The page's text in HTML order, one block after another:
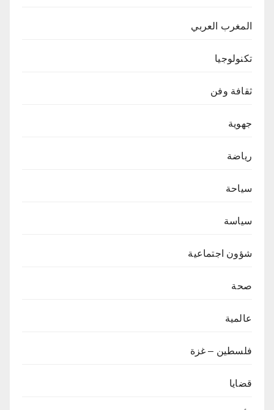
المغرب العربي
تكنولوجيا
ثقافة وفن
جهوية
رياضة
سياحة
سياسة
شؤون اجتماعية
صحة
عالمية
فلسطين – غزة
قضايا